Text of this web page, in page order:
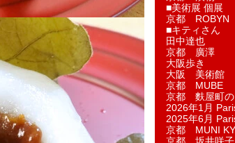
■美術展 個展
京都 ROBYN
■キティさん
田中達也
京都 廣澤
大阪歩き
大阪 美術館
京都 MUBE
京都 麩屋町の
2026年1月
2025年6月
京都 MUNI